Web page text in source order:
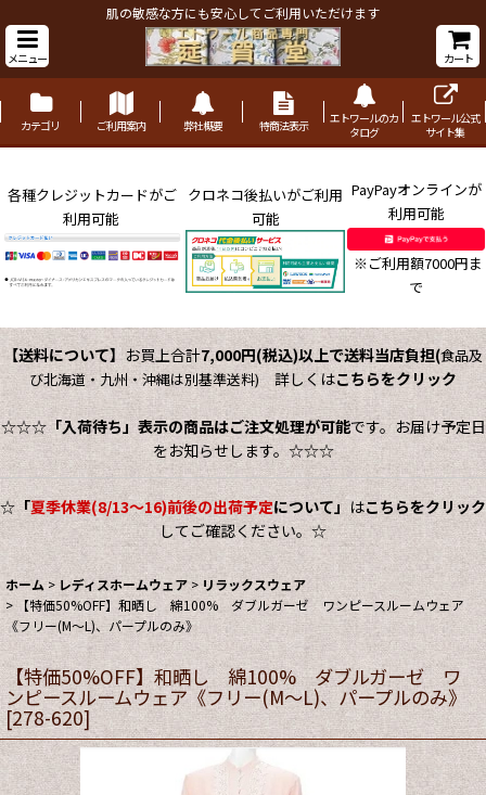
肌の敏感な方にも安心してご利用いただけます
メニュー カート
カテゴリ ご利用案内 弊社概要 特商法表示
エトワールのカ
タログ
エトワール公式
サイト集
各種クレジットカードがご
利用可能
クロネコ後払いがご利用
可能
PayPayオンラインが
利用可能
※ご利用額7000円ま
で
【送料について】 お買上合計7,000円(税込)以上で送料当店負担(食品及
び北海道・九州・沖縄は別基準送料)詳しくはこちらをクリック
☆☆☆「入荷待ち」表示の商品はご注文処理が可能です。お届け予定日
をお知らせします。☆☆☆
☆「夏季休業(8/13～16)前後の出荷予定について」はこちらをクリック
してご確認ください。☆
ホーム > レディスホームウェア> リラックスウェア
>
【特価50%OFF】和晒し 綿100% ダブルガーゼ ワンピースルームウェア
《フリー(M〜L)、パープルのみ》
【特価50%OFF】和晒し 綿100% ダブルガーゼ ワ
ンピースルームウェア《フリー(M〜L)、パープルのみ》
[278-620]